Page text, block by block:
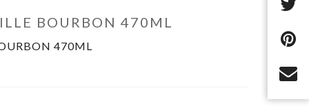
BOURBON 470ML
470ML